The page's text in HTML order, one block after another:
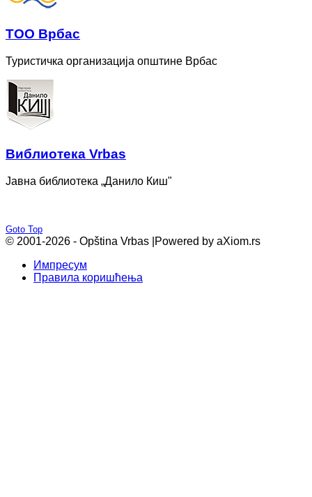
ТОО Врбас
Туристичка организација општине Врбас
Bиблиотека Vrbas
Јавна библиотека „Данило Киш"
Goto Top
© 2001-2026 - Opština Vrbas | Powered by aXiom.rs
Импресум
Правила коришћења